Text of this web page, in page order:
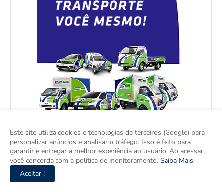
Este site utiliza cookies e tecnologias de terceiros (Google) para
personalizar anúncios e analisar o tráfego. Isso é feito para
garantir e entregar a melhor experiência ao usuário. Ao acessar,
você concorda com a política de monitoramento. Saiba Mais
Aceitar !